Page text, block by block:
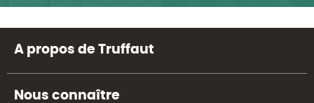
A propos de Truffaut
Nous connaître